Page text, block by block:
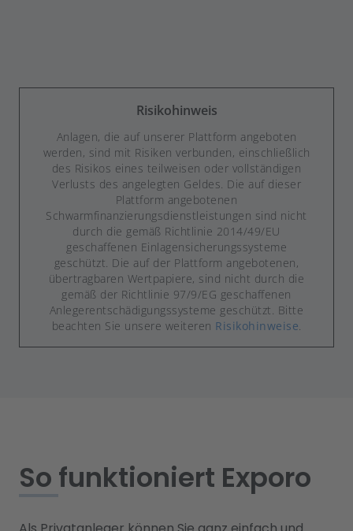
Risikohinweis
Anlagen, die auf unserer Plattform angeboten
werden, sind mit Risiken verbunden, einschließlich
des Risikos eines teilweisen oder vollständigen
Verlusts des angelegten Geldes. Die auf dieser
Plattform angebotenen
Schwarmfinanzierungsdienstleistungen sind nicht
durch die gemäß Richtlinie 2014/49/EU
geschaffenen Einlagensicherungssysteme
geschützt. Die auf der Plattform angebotenen,
übertragbaren Wertpapiere, sind nicht durch die
gemäß der Richtlinie 97/9/EG geschaffenen
Anlegerentschädigungssysteme geschützt. Bitte
beachten Sie unsere weiteren Risikohinweise.
So funktioniert Exporo